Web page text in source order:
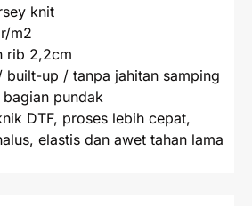
knit
m2
rib 2,2cm
built-up / tanpa jahitan samping
pundak
DTF, proses lebih cepat,
elastis dan awet tahan lama